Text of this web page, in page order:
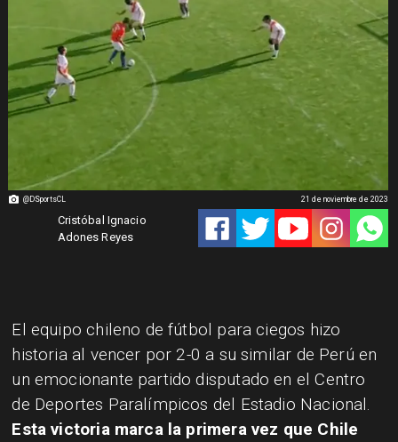
@DSportsCL
Cristóbal Ignacio
Adones Reyes
21 de noviembre de 2023
El equipo chileno de fútbol para ciegos hizo
historia al vencer por 2-0 a su similar de Perú en
un emocionante partido disputado en el Centro
de Deportes Paralímpicos del Estadio Nacional.
Esta victoria marca la primera vez que Chile